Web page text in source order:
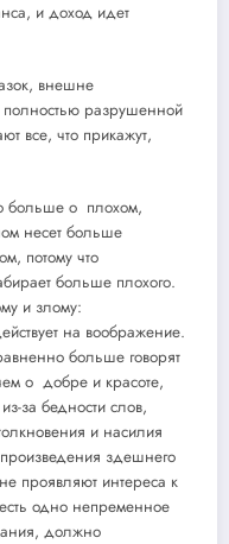
и доход идет
внешне
разрушенной
все, что прикажут,
больше о плохом,
несет больше
потому что
больше плохого.
и злому:
на воображение.
больше говорят
о добре и красоте,
за бедности слов,
и насилия
здешнего
проявляют интереса к
одно непременное
должно